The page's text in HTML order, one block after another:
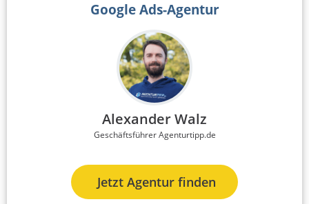
Google Ads-Agentur
Alexander Walz
Geschäftsführer Agenturtipp.de
Jetzt Agentur finden